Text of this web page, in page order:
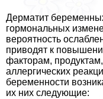
Дерматит
гормональных
вероятность
приводят к
факторам,
аллергических
беременности
их них следующие: